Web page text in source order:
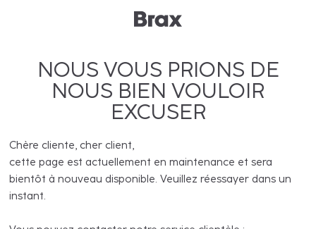
NOUS VOUS PRIONS DE
NOUS BIEN VOULOIR
EXCUSER
Chère cliente, cher client,
cette page est actuellement en maintenance et sera
bientôt à nouveau disponible. Veuillez réessayer dans un
instant.